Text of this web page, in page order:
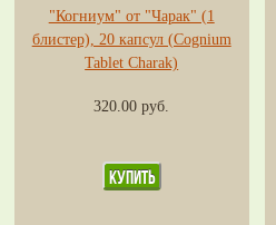
"Когниум" от "Чарак" (1
блистер), 20 капсул (Cognium
Tablet Charak)
320.00 руб.